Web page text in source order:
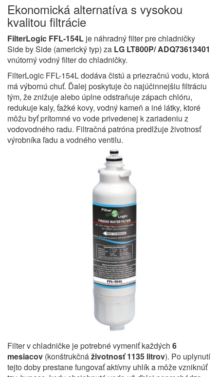
Ekonomická alternatíva s vysokou
kvalitou filtrácie
FilterLogic FFL-154L je náhradný filter pre chladničky
Side by Side (americký typ) za LG LT800P/ ADQ73613401
vnútorný vodný filter do chladničky.
FilterLogic FFL-154L dodáva čistú a priezračnú vodu, ktorá
má výbornú chuť. Ďalej poskytuje čo najúčinnejšiu filtráciu
tým, že znižuje alebo úplne odstraňuje zápach chlóru,
redukuje kaly, ťažké kovy, vodný kameň a iné látky, ktoré
môžu byť prítomné vo vode privedenej k zariadeniu z
vodovodného radu. Filtračná patróna predlžuje životnosť
výrobníka ľadu a vodného ventilu.
Filter v chladničke je potrebné vymeniť každých 6
mesiacov (konštrukčnáživotnosť 1135 litrov). Po uplynutí
tejto doby prestane fungovať aktívny uhlík a môže vzniknúť